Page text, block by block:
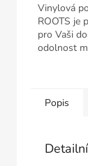
Vinylová
ROOTS je
pro Vaši
odolnost
Popis